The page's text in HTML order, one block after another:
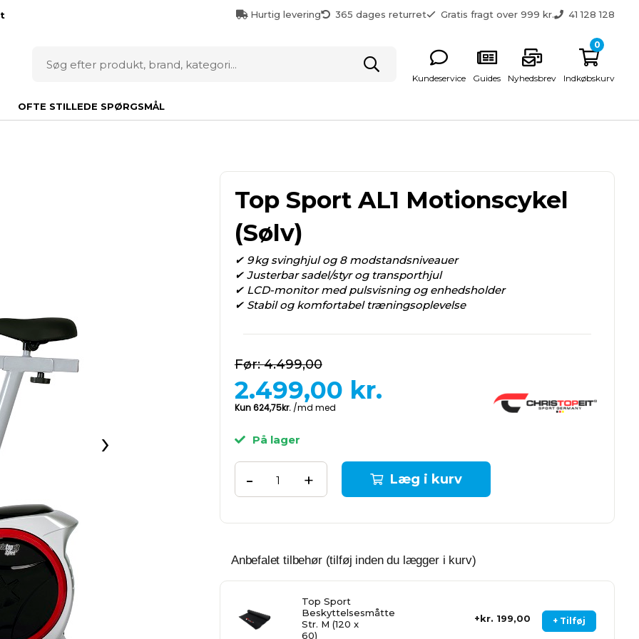
Hurtig levering 365 dages returret Gratis fragt over 999 kr. 41 128 128
Kundeservice Guides Nyhedsbrev Indkøbskurv
0
OFTE STILLEDE SPØRGSMÅL
›
Top Sport AL1 Motionscykel
(Sølv)
✔ 9 kg svinghjul og 8 modstandsniveauer
✔ Justerbar sadel/styr og transporthjul
✔ LCD-monitor med pulsvisning og enhedsholder
✔ Stabil og komfortabel træningsoplevelse
4.499,00
2.499,00 kr.
På lager
+
- Læg i kurv
Anbefalet tilbehør (tilføj inden du lægger i kurv)
+ Tilføj
Top Sport
Beskyttelsesmåtte
Str. M (120 x
60)
kr. 199,00